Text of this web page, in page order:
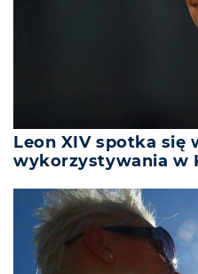
Leon XIV spotka się
wykorzystywania w